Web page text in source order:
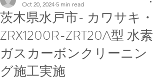
茨木県水戸市- カワサキ・
ZRX1200R-ZRT20A型 水素
ガスカーボンクリーニン
グ施工実施
Oct 20, 2024 5 min read